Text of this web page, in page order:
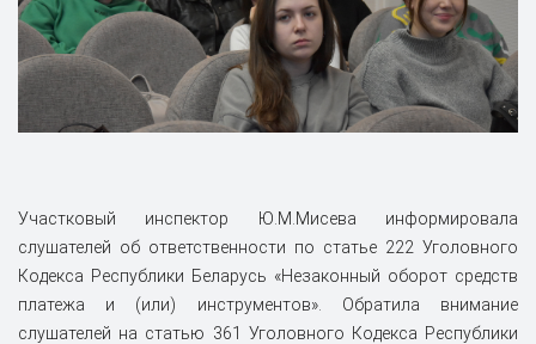
Участковый инспектор Ю.М.Мисева информировала
слушателей об ответственности по статье 222 Уголовного
Кодекса Республики Беларусь «Незаконный оборот средств
платежа и (или) инструментов». Обратила внимание
слушателей на статью 361 Уголовного Кодекса Республики